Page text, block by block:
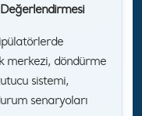
merkezi, döndürme
sistemi,
senaryoları